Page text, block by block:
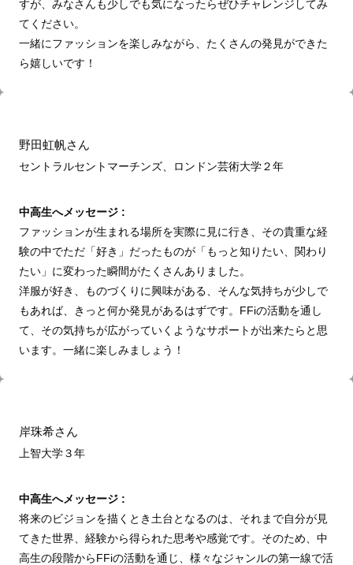
すが、みなさんも少しでも気になったらぜひチャレンジしてみ
てください。
一緒にファッションを楽しみながら、たくさんの発見ができた
ら嬉しいです！
野田虹帆さん
セントラルセントマーチンズ、ロンドン芸術大学２年
中高生へメッセージ :
ファッションが生まれる場所を実際に見に行き、その貴重な経
験の中でただ「好き」だったものが「もっと知りたい、関わり
たい」に変わった瞬間がたくさんありました。
洋服が好き、ものづくりに興味がある、そんな気持ちが少しで
もあれば、きっと何か発見があるはずです。FFiの活動を通し
て、その気持ちが広がっていくようなサポートが出来たらと思
います。一緒に楽しみましょう！
岸珠希さん
上智大学３年
中高生へメッセージ :
将来のビジョンを描くとき土台となるのは、それまで自分が見
てきた世界、経験から得られた思考や感覚です。そのため、中
高生の段階からFFiの活動を通じ、様々なジャンルの第一線で活